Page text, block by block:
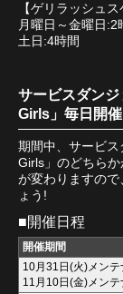
【ゲリラッシュス
月曜日～金曜日:2
土日:4時間
サービスダン
Girls」毎日開
期間中、サービ
Girls」のどちら
が変わりますの
ょう!
■開催日程
開催期間
10月31日(火)メンテ
11月10日(金)メン